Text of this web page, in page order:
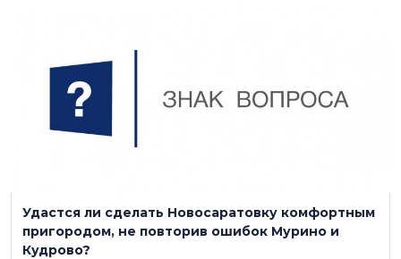
Удастся ли сделать Новосаратовку комфортным
пригородом, не повторив ошибок Мурино и
Кудрово?